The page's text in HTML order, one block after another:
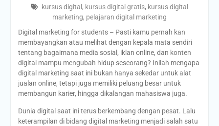
kursus digital , kursus digital gratis, kursus digital
marketing, pelajaran digital marketing
Digital marketing for students – Pasti kamu pernah kan
membayangkan atau melihat dengan kepala mata sendiri
tentang bagaimana media sosial, iklan online, dan konten
digital mampu mengubah hidup seseorang? Inilah mengapa
digital marketing saat ini bukan hanya sekedar untuk alat
jualan online, tetapi juga memiliki peluang besar untuk
membangun karier, hingga dikalangan mahasiswa juga.
Dunia digital saat ini terus berkembang dengan pesat. Lalu
keterampilan di bidang digital marketing menjadi salah satu